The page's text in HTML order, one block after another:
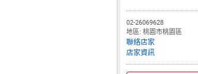
02-26069628
地區: 桃園市桃園區
聯絡店家
店家資訊